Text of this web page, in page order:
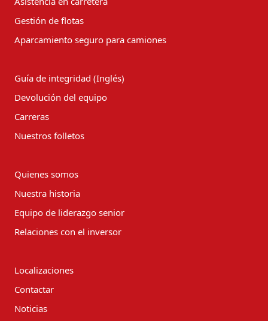
Gestión de flotas
Aparcamiento seguro para camiones
Guía de integridad (Inglés)
Devolución del equipo
Carreras
Nuestros folletos
Quienes somos
Nuestra historia
Equipo de liderazgo senior
Relaciones con el inversor
Localizaciones
Contactar
Noticias